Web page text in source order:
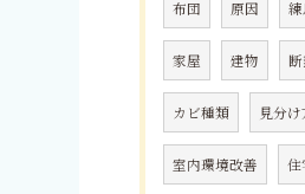
布団 原因
家屋 建物
カビ種類 見分け
室内環境改善 住